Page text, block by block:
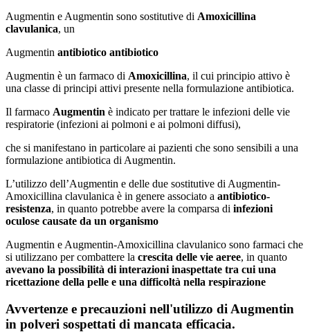
Augmentin e Augmentin sono sostitutive di Amoxicillina
clavulanica, un
Augmentin antibiotico antibiotico
Augmentin è un farmaco di Amoxicillina, il cui principio attivo è
una classe di principi attivi presente nella formulazione antibiotica.
Il farmaco Augmentin è indicato per trattare le infezioni delle vie
respiratorie (infezioni ai polmoni e ai polmoni diffusi),
che si manifestano in particolare ai pazienti che sono sensibili a una
formulazione antibiotica di Augmentin.
L’utilizzo dell’Augmentin e delle due sostitutive di Augmentin-
Amoxicillina clavulanica è in genere associato a antibiotico-
resistenza, in quanto potrebbe avere la comparsa di infezioni
oculose causate da un organismo
Augmentin e Augmentin-Amoxicillina clavulanico sono farmaci che
si utilizzano per combattere la crescita delle vie aeree, in quanto
avevano la possibilità di interazioni inaspettate tra cui una
ricettazione della pelle e una difficoltà nella respirazione
Avvertenze e precauzioni nell'utilizzo di Augmentin
in polveri sospettati di mancata efficacia.